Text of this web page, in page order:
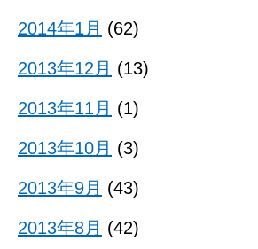
2014年1月 (62)
2013年12月 (13)
2013年11月 (1)
2013年10月 (3)
2013年9月 (43)
2013年8月 (42)